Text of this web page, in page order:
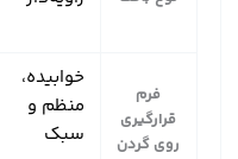
فرم
قرارگیری
روی گردن
خوابیده،
منظم و
سبک